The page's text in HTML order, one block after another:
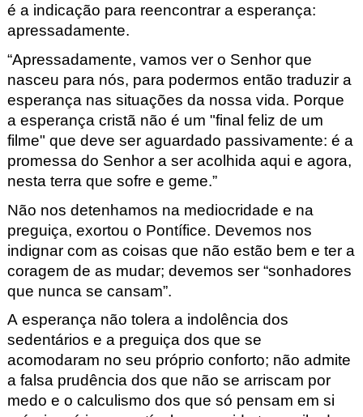
é a indicação para reencontrar a esperança:
apressadamente.
“Apressadamente, vamos ver o Senhor que
nasceu para nós, para podermos então traduzir a
esperança nas situações da nossa vida. Porque
a esperança cristã não é um "final feliz de um
filme" que deve ser aguardado passivamente: é a
promessa do Senhor a ser acolhida aqui e agora,
nesta terra que sofre e geme.”
Não nos detenhamos na mediocridade e na
preguiça, exortou o Pontífice. Devemos nos
indignar com as coisas que não estão bem e ter a
coragem de as mudar; devemos ser “sonhadores
que nunca se cansam”.
A esperança não tolera a indolência dos
sedentários e a preguiça dos que se
acomodaram no seu próprio conforto; não admite
a falsa prudência dos que não se arriscam por
medo e o calculismo dos que só pensam em si